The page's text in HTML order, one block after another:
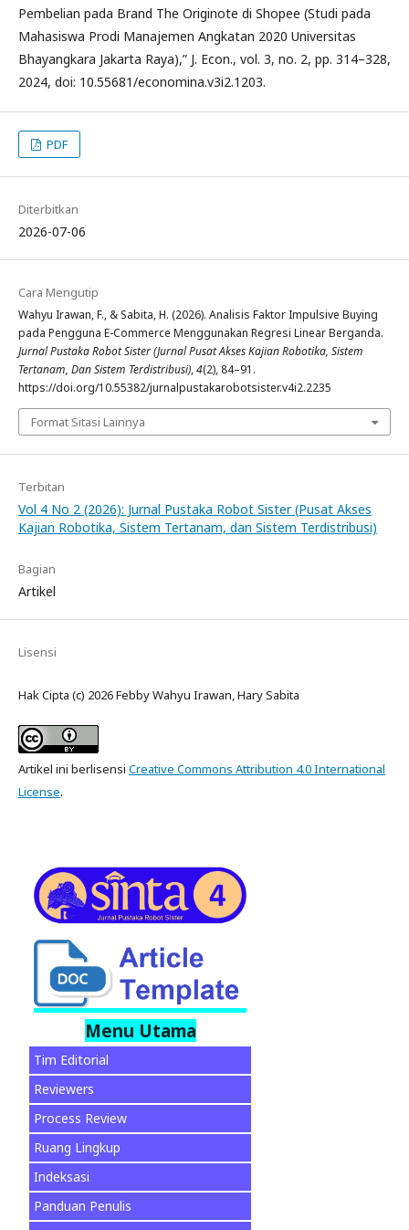
Pembelian pada Brand The Originote di Shopee (Studi pada
Mahasiswa Prodi Manajemen Angkatan 2020 Universitas
Bhayangkara Jakarta Raya),” J. Econ., vol. 3, no. 2, pp. 314–328,
2024, doi: 10.55681/economina.v3i2.1203.
PDF
Diterbitkan
2026-07-06
Cara Mengutip
Wahyu Irawan, F., & Sabita, H. (2026). Analisis Faktor Impulsive Buying
pada Pengguna E-Commerce Menggunakan Regresi Linear Berganda.
Jurnal Pustaka Robot Sister (Jurnal Pusat Akses Kajian Robotika, Sistem
Tertanam, Dan Sistem Terdistribusi),4(2), 84–91.
https://doi.org/10.55382/jurnalpustakarobotsister.v4i2.2235
Format Sitasi Lainnya
Terbitan
Vol 4 No 2 (2026): Jurnal Pustaka Robot Sister (Pusat Akses
Kajian Robotika, Sistem Tertanam, dan Sistem Terdistribusi)
Bagian
Artikel
Lisensi
Hak Cipta (c) 2026 Febby Wahyu Irawan, Hary Sabita
Artikel ini berlisensi Creative Commons Attribution 4.0 International
License.
Menu Utama
Tim Editorial
Reviewers
Process Review
Ruang Lingkup
Indeksasi
Panduan Penulis